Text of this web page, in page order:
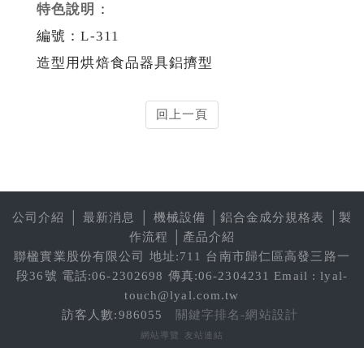
特色說明
：
編號：L-311
造型用烘焙食品器具鋁擠型
回上一頁
公司介紹 最新消息 機械設備 鋁合金成分規格表
製
作流程
產品介紹
聯楹實業股份有限公司 地址:711 台南市歸仁區高發三路一
段36號 電話:06-2302698 傳真:06-2304231 Email : lyal-
touch@lyal.com.tw
訪客人數:986055
關鍵字排名-網站設計
網站導覽 友站連結